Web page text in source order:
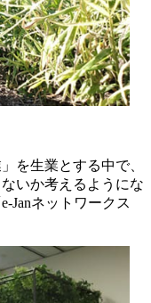
を生業とする中で、
いか考えるようにな
Janネットワークス